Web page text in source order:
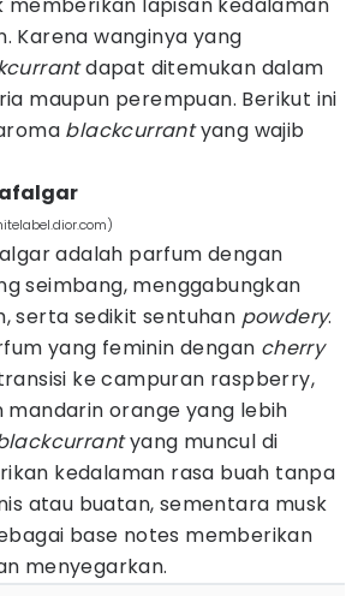
Karena wanginya yang
dapat ditemukan dalam
maupun perempuan. Berikut ini
blackcurrantyang wajib
adalah parfum dengan
seimbang, menggabungkan
serta sedikit sentuhan powdery.
yang feminin dengan cherry
ke campuran raspberry,
orange yang lebih
yang muncul di
kedalaman rasa buah tanpa
atau buatan, sementara musk
base notes memberikan
menyegarkan.